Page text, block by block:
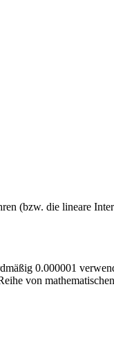
(bzw. die lineare
0.000001
von